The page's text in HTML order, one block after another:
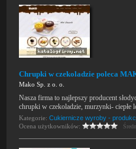
Chrupki w czekoladzie poleca
Mako Sp. z o. o.
Nasza firma to najlepszy producent
chrupki w czekoladzie, murzynki- ciepłe
Kategorie:Cukiernicze wyroby -
Ocena użytkowników: